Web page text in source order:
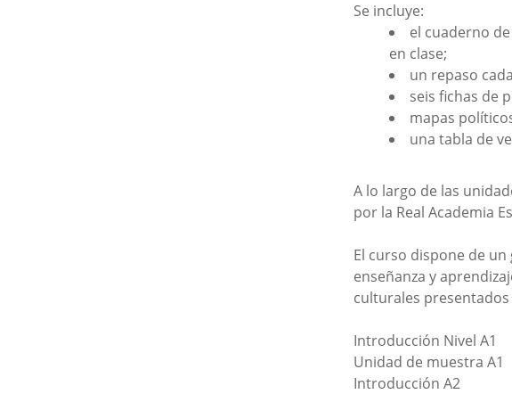
Se incluye:
el cuaderno
en clase;
un repaso
seis fichas de
mapas
una tabla de
A lo largo de las
por la Real Academia
El curso dispone de
enseñanza y
culturales
Introducción Nivel A1
Unidad de muestra A1
Introducción A2